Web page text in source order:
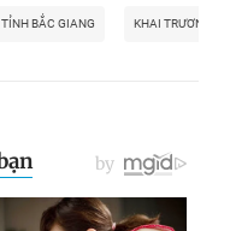
TỈNH BẮC GIANG KHAI TRƯƠNG